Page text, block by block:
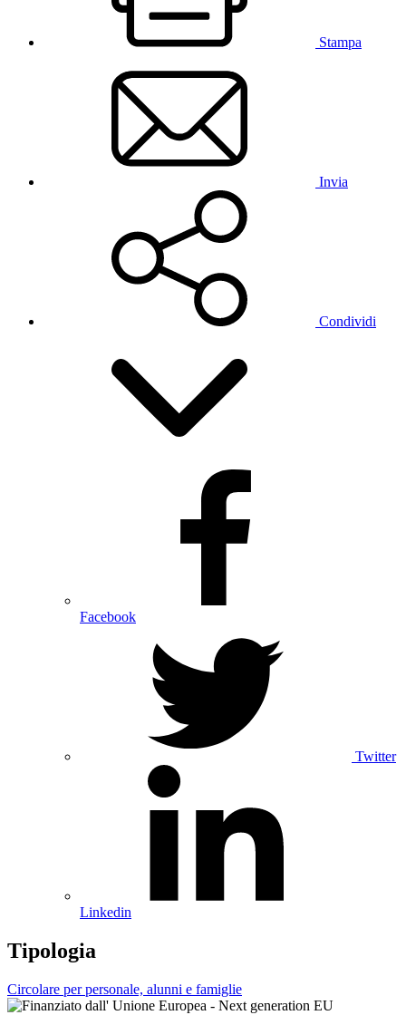
Stampa
Invia
Condividi
Facebook
Twitter
Linkedin
Tipologia
Circolare per personale, alunni e famiglie